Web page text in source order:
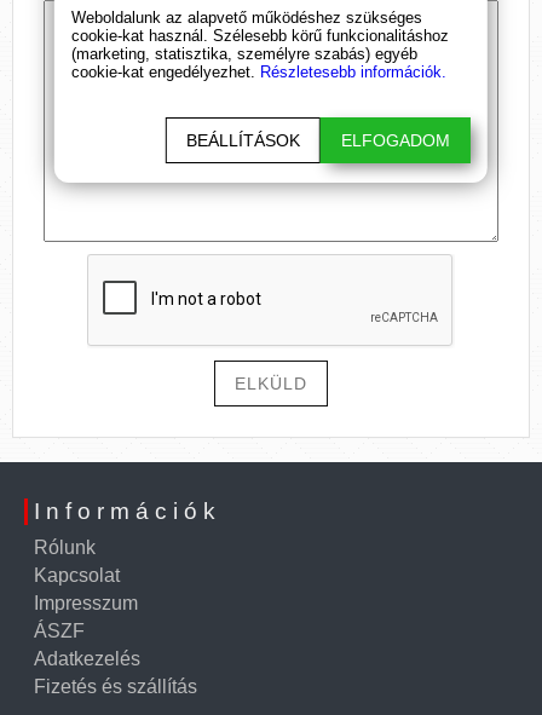
ELKÜLD
Információk
Rólunk
Kapcsolat
Impresszum
ÁSZF
Adatkezelés
Fizetés és szállítás
Weboldalunk az alapvető működéshez szükséges
cookie-kat használ. Szélesebb körű funkcionalitáshoz
(marketing, statisztika, személyre szabás) egyéb
cookie-kat engedélyezhet. Részletesebb információk.
BEÁLLÍTÁSOK ELFOGADOM